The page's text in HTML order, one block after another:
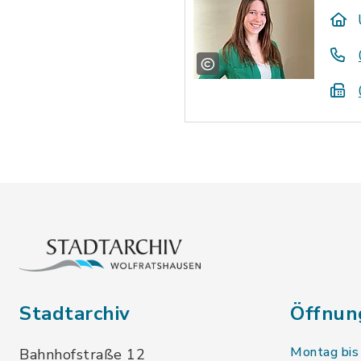
Stadtarchiv
Bahnhofstraße 12 Montag